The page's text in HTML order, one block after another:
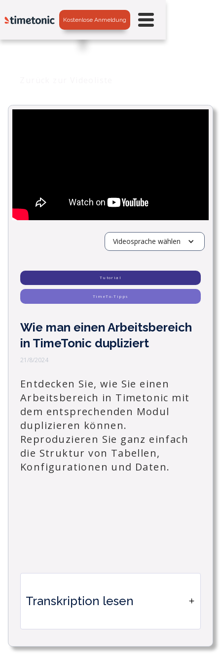
Kostenlose Anmeldung
Videosprache wählen
Tutorial
TimeTo-Tipps
Wie man einen Arbeitsbereich
in TimeTonic dupliziert
21/8/2024
Entdecken Sie, wie Sie einen
Arbeitsbereich in Timetonic mit
dem entsprechenden Modul
duplizieren können.
Reproduzieren Sie ganz einfach
die Struktur von Tabellen,
Konfigurationen und Daten.
Transkription lesen
Arbeitsbereich in Timetonic.